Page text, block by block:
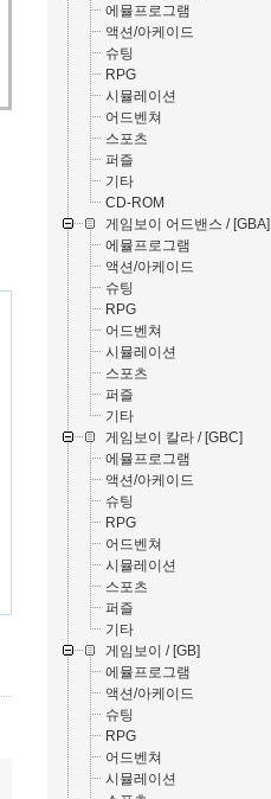
에뮬프로그램
액션/아케이드
슈팅
RPG
시뮬레이션
어드벤쳐
스포츠
퍼즐
기타
CD-ROM
게임보이 어드밴스 / [GBA]
에뮬프로그램
액션/아케이드
슈팅
RPG
어드벤쳐
시뮬레이션
스포츠
퍼즐
기타
게임보이 칼라 / [GBC]
에뮬프로그램
액션/아케이드
슈팅
RPG
어드벤쳐
시뮬레이션
스포츠
퍼즐
기타
게임보이 / [GB]
에뮬프로그램
액션/아케이드
슈팅
RPG
어드벤쳐
시뮬레이션